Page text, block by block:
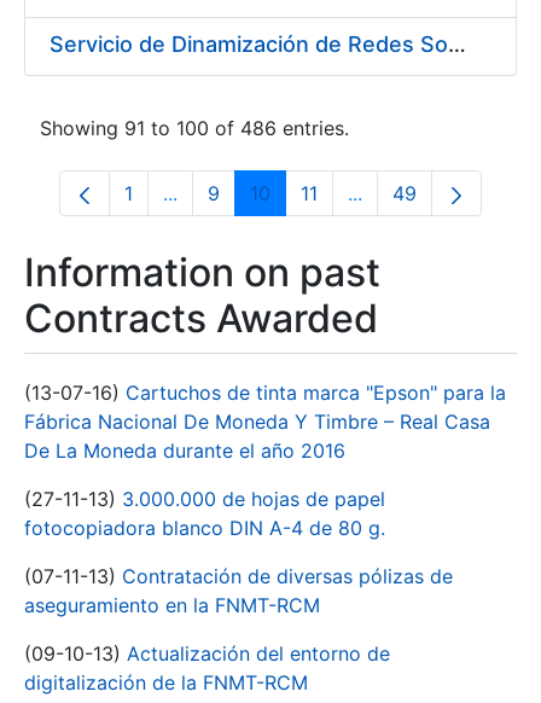
Servicio de Dinamización de Redes Sociales
Showing 91 to 100 of 486 entries.
Page
1 ...Intermediate Pages Use TAB to
Page
9 Page
10 Page
11 ...Intermediate Pages
Page
49
Information on past
Contracts Awarded
(13-07-16) Cartuchos de tinta marca "Epson" para la
Fábrica Nacional De Moneda Y Timbre – Real Casa
De La Moneda durante el año 2016
(27-11-13) 3.000.000 de hojas de papel
fotocopiadora blanco DIN A-4 de 80 g.
(07-11-13) Contratación de diversas pólizas de
aseguramiento en la FNMT-RCM
(09-10-13) Actualización del entorno de
digitalización de la FNMT-RCM